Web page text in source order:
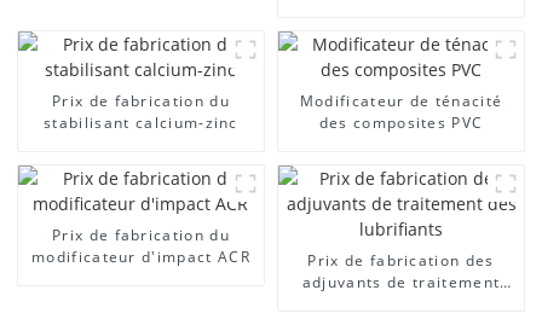
Prix ​​de fabrication du
stabilisant calcium-zinc
Modificateur de ténacité
des composites PVC
Prix ​​de fabrication du
modificateur d'impact ACR
Prix ​​de fabrication des
adjuvants de traitement